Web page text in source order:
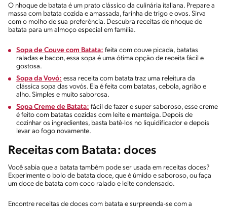
O nhoque de batata é um prato clássico da culinária italiana. Prepare a
massa com batata cozida e amassada, farinha de trigo e ovos. Sirva
com o molho de sua preferência. Descubra receitas de nhoque de
batata para um almoço especial em família.
Sopa de Couve com Batata: feita com couve picada, batatas
raladas e bacon, essa sopa é uma ótima opção de receita fácil e
gostosa.
Sopa da Vovó: essa receita com batata traz uma releitura da
clássica sopa das vovós. Ela é feita com batatas, cebola, agrião e
alho. Simples e muito saborosa.
Sopa Creme de Batata: fácil de fazer e super saboroso, esse creme
é feito com batatas cozidas com leite e manteiga. Depois de
cozinhar os ingredientes, basta batê-los no liquidificador e depois
levar ao fogo novamente.
Receitas com Batata: doces
Você sabia que a batata também pode ser usada em receitas doces?
Experimente o bolo de batata doce, que é úmido e saboroso, ou faça
um doce de batata com coco ralado e leite condensado.
Encontre receitas de doces com batata e surpreenda-se com a